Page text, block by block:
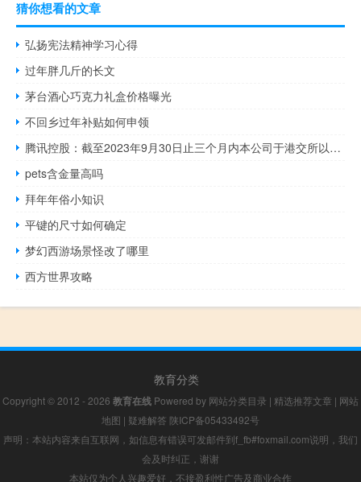
猜你想看的文章
弘扬宪法精神学习心得
过年胖几斤的长文
茅台酒心巧克力礼盒价格曝光
不回乡过年补贴如何申领
腾讯控股：截至2023年9月30日止三个月内本公司于港交所以总代价约153亿港元购回合共47,519,200股股份
pets含金量高吗
拜年年俗小知识
平键的尺寸如何确定
梦幻西游场景怪改了哪里
西方世界攻略
教育分类
Copyright © 2012 - 2026 教育在线 Powered by 网站分类目录 | 精选推荐文章 | 网站
地图 | 疑难解答 陕ICP备05433492号
声明：本站内容来自互联网，如信息有错误可发邮件到f_fb#foxmail.com说明，我们
会及时纠正，谢谢
本站仅为个人兴趣爱好，不接盈利性广告及商业合作